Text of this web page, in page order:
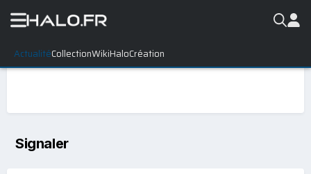
ActualitéCollectionWikiHaloCréation
Signaler